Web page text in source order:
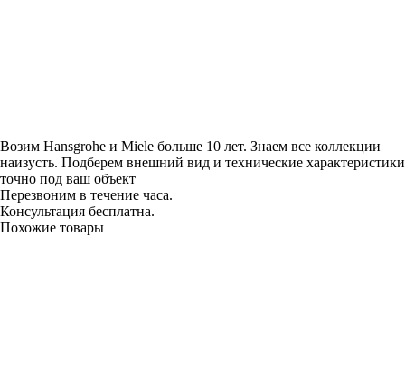
Возим Hansgrohe и Miele больше 10 лет. Знаем все коллекции
наизусть. Подберем внешний вид и технические характеристики
точно под ваш объект
Перезвоним в течение часа.
Консультация бесплатна.
Похожие товары